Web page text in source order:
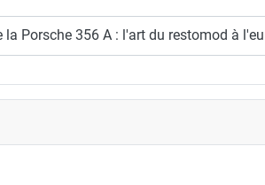
Porsche 356 A : l'art du restomod à